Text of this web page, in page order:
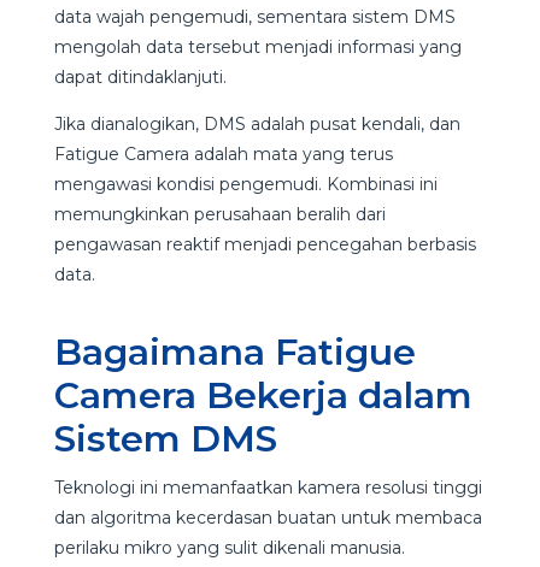
data wajah pengemudi, sementara sistem DMS
mengolah data tersebut menjadi informasi yang
dapat ditindaklanjuti.
Jika dianalogikan, DMS adalah pusat kendali, dan
Fatigue Camera adalah mata yang terus
mengawasi kondisi pengemudi. Kombinasi ini
memungkinkan perusahaan beralih dari
pengawasan reaktif menjadi pencegahan berbasis
data.
Bagaimana Fatigue
Camera Bekerja dalam
Sistem DMS
Teknologi ini memanfaatkan kamera resolusi tinggi
dan algoritma kecerdasan buatan untuk membaca
perilaku mikro yang sulit dikenali manusia.